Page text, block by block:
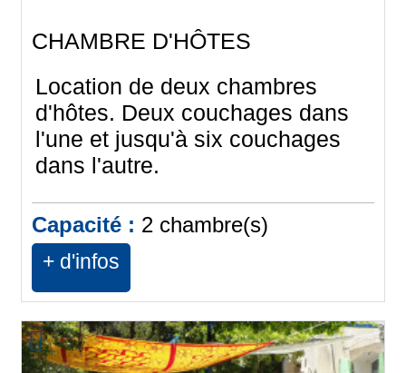
CHAMBRE D'HÔTES
Location de deux chambres
d'hôtes. Deux couchages dans
l'une et jusqu'à six couchages
dans l'autre.
Capacité : 2 chambre(s)
+ d'infos